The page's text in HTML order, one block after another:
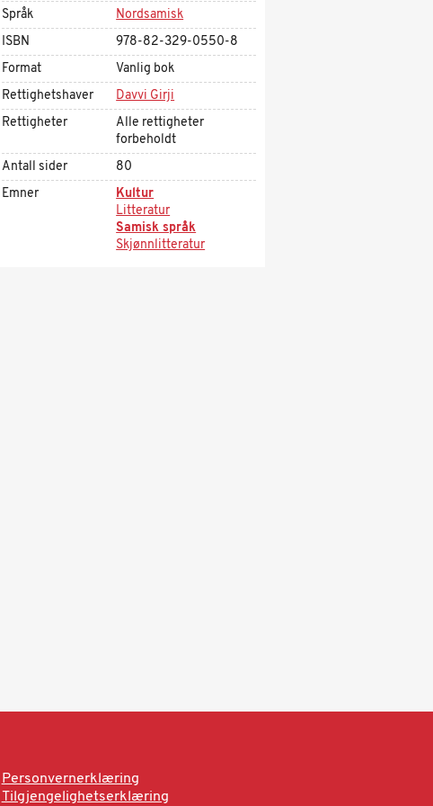
Språk
Nordsamisk
ISBN
978-82-329-0550-8
Format
Vanlig bok
Rettighetshaver
Davvi Girji
Rettigheter
Alle rettigheter
forbeholdt
Antall sider
80
Emner
Kultur
Litteratur
Samisk språk
Skjønnlitteratur
Personvernerklæring
Tilgjengelighetserklæring